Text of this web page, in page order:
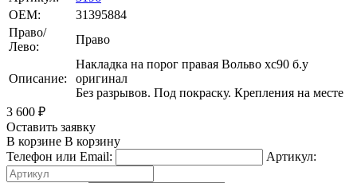
OEM:
31395884
Право/
Лево:
Право
Описание:
Накладка на порог правая Вольво хс90 б.у
оригинал
Без разрывов. Под покраску. Крепления на месте
3 600 ₽
Оставить заявку
В корзине В корзину
Телефон или Email:
Артикул: